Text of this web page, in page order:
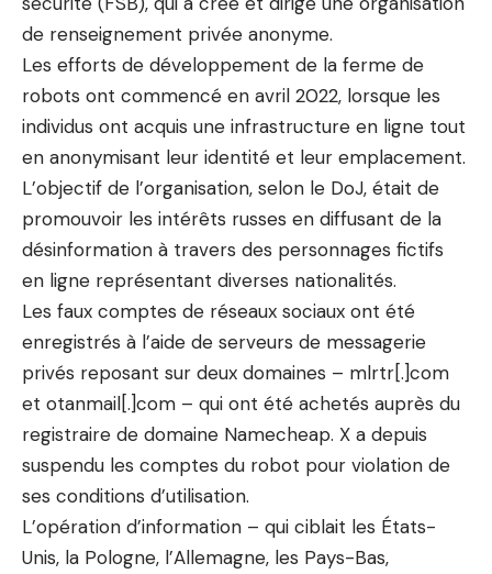
de renseignement privée anonyme.
Les efforts de développement de la ferme de
robots ont commencé en avril 2022, lorsque les
individus ont acquis une infrastructure en ligne tout
en anonymisant leur identité et leur emplacement.
L’objectif de l’organisation, selon le DoJ, était de
promouvoir les intérêts russes en diffusant de la
désinformation à travers des personnages fictifs
en ligne représentant diverses nationalités.
Les faux comptes de réseaux sociaux ont été
enregistrés à l’aide de serveurs de messagerie
privés reposant sur deux domaines – mlrtr[.]com
et otanmail[.]com – qui ont été achetés auprès du
registraire de domaine Namecheap. X a depuis
suspendu les comptes du robot pour violation de
ses conditions d’utilisation.
L’opération d’information – qui ciblait les États-
Unis, la Pologne, l’Allemagne, les Pays-Bas,